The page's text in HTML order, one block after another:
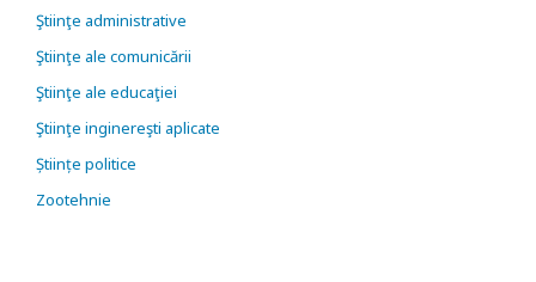
Ştiinţe administrative
Ştiinţe ale comunicării
Ştiinţe ale educaţiei
Ştiinţe inginereşti aplicate
Științe politice
Zootehnie